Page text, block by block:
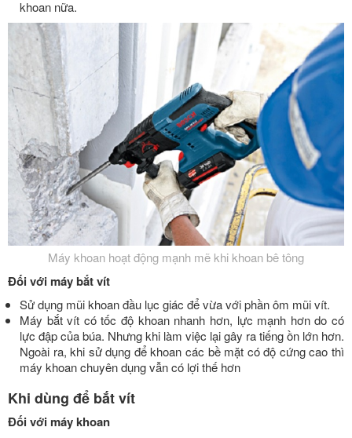
khoan nữa.
Máy khoan hoạt động mạnh mẽ khi khoan bê tông
Đối với máy bắt vít
Sử dụng mũi khoan đầu lục giác để vừa với phần ôm mũi vít.
Máy bắt vít có tốc độ khoan nhanh hơn, lực mạnh hơn do có
lực đập của búa. Nhưng khi làm việc lại gây ra tiếng ồn lớn hơn.
Ngoài ra, khi sử dụng để khoan các bề mặt có độ cứng cao thì
máy khoan chuyên dụng vẫn có lợi thế hơn
Khi dùng để bắt vít
Đối với máy khoan